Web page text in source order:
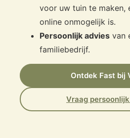
voor uw tuin te maken,
online onmogelijk is.
Persoonlijk advies van
familiebedrijf.
Ontdek Fast bij
Vraag